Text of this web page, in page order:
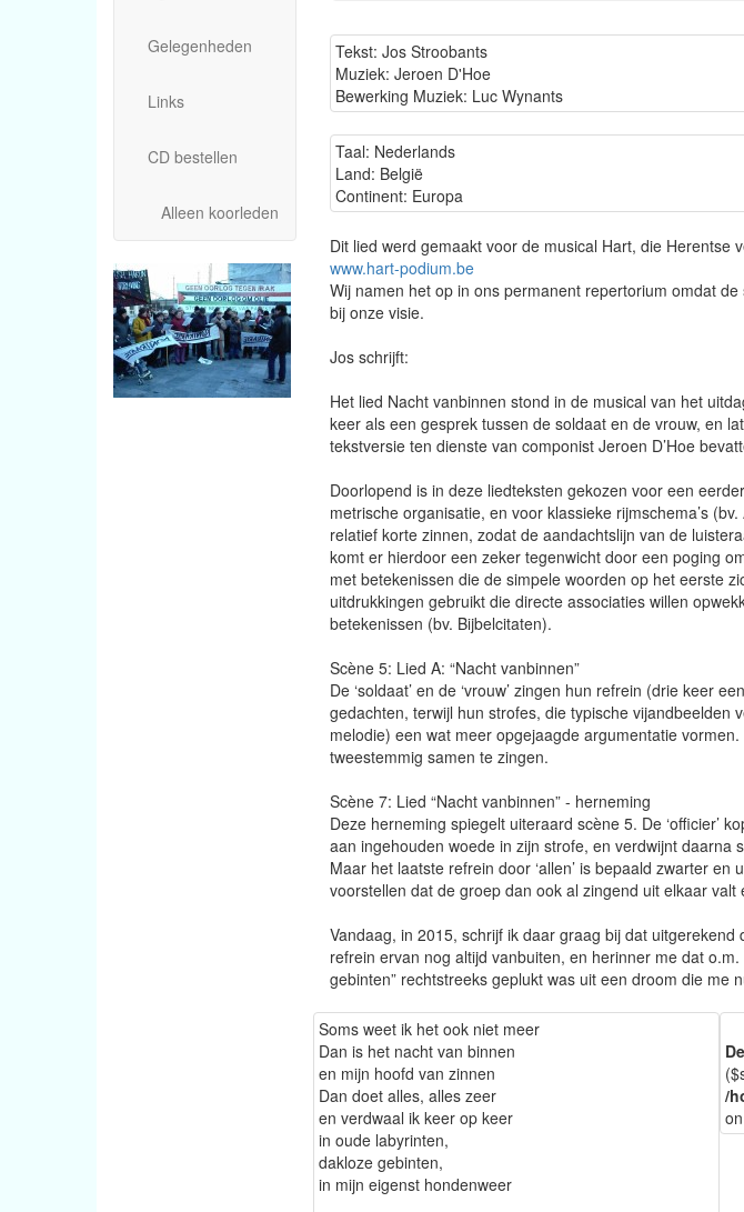
Gelegenheden
Links
CD bestellen
Alleen koorleden
Tekst: Jos Stroobants
Muziek: Jeroen D'Hoe
Bewerking Muziek: Luc Wynants
Taal: Nederlands
Land: België
Continent: Europa
Dit lied werd gemaakt voor de musical Hart, die Herentse
www.hart-podium.be
Wij namen het op in ons permanent repertorium omdat
bij onze visie.
Jos schrijft:
Het lied Nacht vanbinnen stond in de musical van het
keer als een gesprek tussen de soldaat en de vrouw, en
tekstversie ten dienste van componist Jeroen D’Hoe
Doorlopend is in deze liedteksten gekozen voor een
metrische organisatie, en voor klassieke rijmschema’s
relatief korte zinnen, zodat de aandachtslijn van de
komt er hierdoor een zeker tegenwicht door een poging
met betekenissen die de simpele woorden op het eerste
uitdrukkingen gebruikt die directe associaties willen
betekenissen (bv. Bijbelcitaten).
Scène 5: Lied A: “Nacht vanbinnen”
De ‘soldaat’ en de ‘vrouw’ zingen hun refrein (drie keer
gedachten, terwijl hun strofes, die typische vijandbeelden
melodie) een wat meer opgejaagde argumentatie
tweestemmig samen te zingen.
Scène 7: Lied “Nacht vanbinnen” - herneming
Deze herneming spiegelt uiteraard scène 5. De ‘officier’
aan ingehouden woede in zijn strofe, en verdwijnt daarna
Maar het laatste refrein door ‘allen’ is bepaald zwarter
voorstellen dat de groep dan ook al zingend uit elkaar
Vandaag, in 2015, schrijf ik daar graag bij dat
refrein ervan nog altijd vanbuiten, en herinner me dat
gebinten” rechtstreeks geplukt was uit een droom die me
Soms weet ik het ook niet meer
Dan is het nacht van binnen
en mijn hoofd van zinnen
Dan doet alles, alles zeer
en verdwaal ik keer op keer
in oude labyrinten,
dakloze gebinten,
in mijn eigenst hondenweer
/